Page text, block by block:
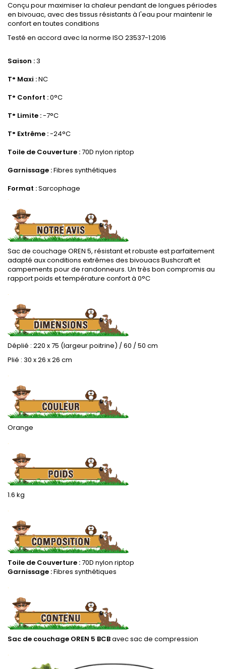
Conçu pour maximiser la chaleur pendant de longues périodes
en bivouac, avec des tissus résistants à l'eau pour maintenir le
confort en toutes conditions
Testé en accord avec la norme ISO 23537-1:2016
Saison :3
T° Maxi :NC
T° Confort :0°C
T° Limite :-7°C
T° Extrême :-24°C
Toile de Couverture :70D nylon riptop
Garnissage :Fibres synthétiques
Format :Sarcophage
.
Sac de couchage OREN 5, résistant et robuste est parfaitement
adapté aux conditions extrêmes des bivouacs Bushcraft et
campements pour de randonneurs. Un très bon compromis au
rapport poids et température confort à 0°C
.
Déplié : 220 x 75 (largeur poitrine) / 60 / 50 cm
Plié : 30 x 26 x 26 cm
.
Orange
.
1.6 kg
.
Toile de Couverture :70D nylon riptop
Garnissage :Fibres synthétiques
.
Sac de couchage OREN 5 BCBavec sac de compression
.